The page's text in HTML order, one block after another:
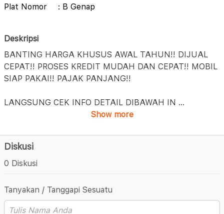
Plat Nomor
: B Genap
Deskripsi
BANTING HARGA KHUSUS AWAL TAHUN!! DIJUAL
CEPAT!! PROSES KREDIT MUDAH DAN CEPAT!! MOBIL
SIAP PAKAI!! PAJAK PANJANG!!
LANGSUNG CEK INFO DETAIL DIBAWAH IN ...
Show more
Diskusi
0 Diskusi
Tanyakan / Tanggapi Sesuatu